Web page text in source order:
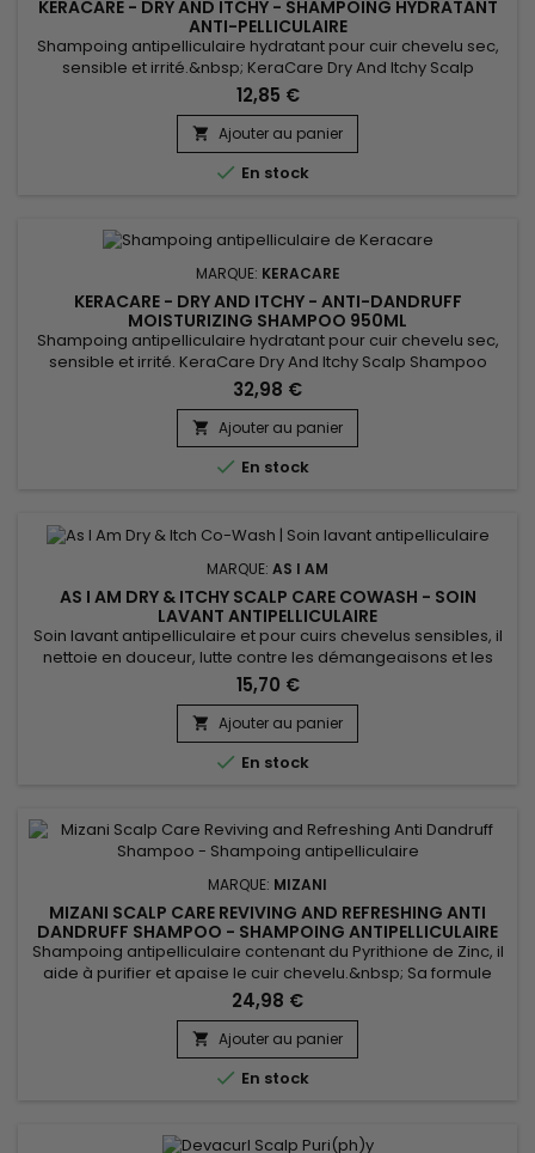
KERACARE - DRY AND ITCHY - SHAMPOING HYDRATANT
ANTI-PELLICULAIRE
Shampoing antipelliculaire hydratant pour cuir chevelu sec,
sensible et irrité.&nbsp; KeraCare Dry And Itchy Scalp
Shampoo nettoie en douceur, hydrate intensément et
démêle instantanément les cheveux tout en combattant de
manière efficace les démangeaisons, la desquamation du
cuir chevelu et régule la surproduction de sébum sans
laisser de film...
12,85 €
 Ajouter au panier
 En stock
MARQUE: KERACARE
KERACARE - DRY AND ITCHY - ANTI-DANDRUFF
MOISTURIZING SHAMPOO 950ML
Shampoing antipelliculaire hydratant pour cuir chevelu sec,
sensible et irrité. KeraCare Dry And Itchy Scalp Shampoo
élimine toutes formes d'impuretés sans assécher le cuir
chevelu, nourrit, facilite le démêlage et régule la production
de sébum tout en luttant efficacement contre les
démangeaisons, pellicules et l'assèchement du cuir chevelu.
Infusé à...
32,98 €
 Ajouter au panier
 En stock
MARQUE: AS I AM
AS I AM DRY & ITCHY SCALP CARE COWASH - SOIN
LAVANT ANTIPELLICULAIRE
Soin lavant antipelliculaire et pour cuirs chevelus sensibles, il
nettoie en douceur, lutte contre les démangeaisons et les
pellicules. As I Am Dry & Itchy Scalp Care Co-Wash offre un
nettoyage en profondeur, tout en préservant l’hydratation
naturelle des cheveux, aide à apaiser le cuir chevelu et à
contrôler la desquamation et la sécheresse. Grâce...
15,70 €
 Ajouter au panier
 En stock
MARQUE: MIZANI
MIZANI SCALP CARE REVIVING AND REFRESHING ANTI
DANDRUFF SHAMPOO - SHAMPOING ANTIPELLICULAIRE
Shampoing antipelliculaire contenant du Pyrithione de Zinc, il
aide à purifier et apaise le cuir chevelu.&nbsp; Sa formule
cible les pellicules visibles dès le premier lavage pour
réduire leur apparence.&nbsp; Le cuir chevelu est nettoyé et
purifié et les cheveux instantanément plus légers et plus
faciles à coiffer. &nbsp;Mizani Scalp Care Reviving and...
24,98 €
 Ajouter au panier
 En stock